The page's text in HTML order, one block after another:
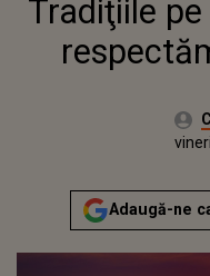
Tradiţiile
Adaugă-ne